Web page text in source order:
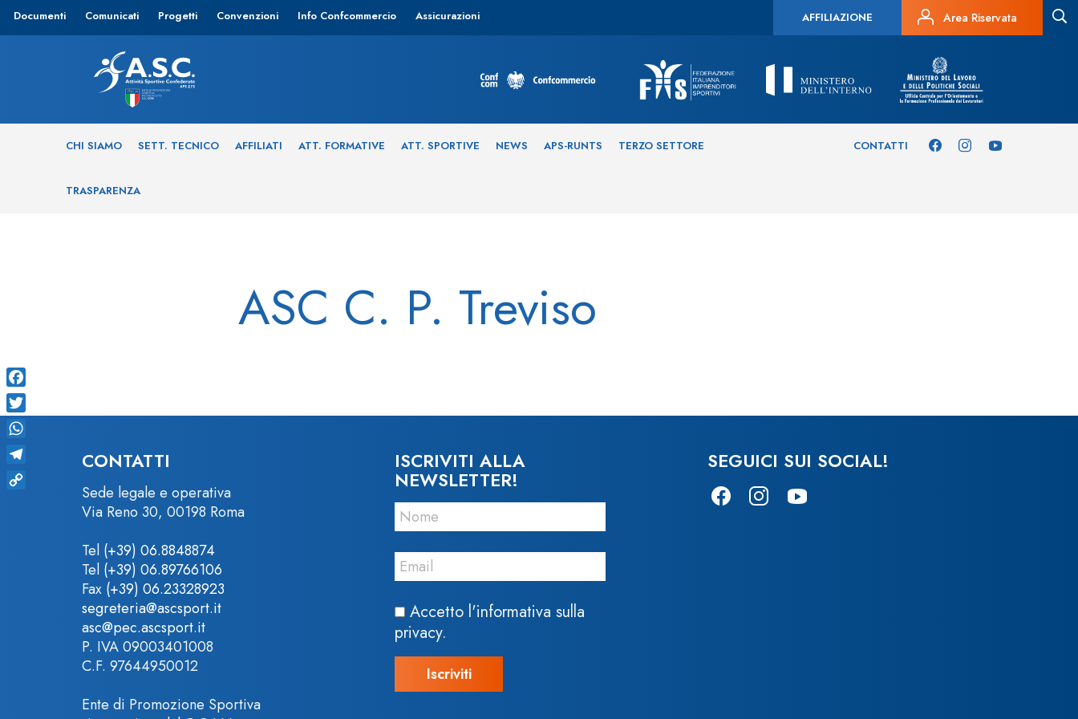
Documenti Comunicati Progetti Convenzioni Info Confcommercio Assicurazioni AFFILIAZIONE Area Riservata
CHI SIAMO SETT. TECNICO AFFILIATI ATT. FORMATIVE ATT. SPORTIVE NEWS APS-RUNTS TERZO SETTORE
TRASPARENZA
CONTATTI
ASC C. P. Treviso
CONTATTI
Sede legale e operativa
Via Reno 30, 00198 Roma
Tel (+39) 06.8848874
Tel (+39) 06.89766106
Fax (+39) 06.23328923
segreteria@ascsport.it
asc@pec.ascsport.it
P. IVA 09003401008
C.F. 97644950012
Ente di Promozione Sportiva
ISCRIVITI ALLA
NEWSLETTER!
Accetto l'informativa sulla
privacy.
SEGUICI SUI SOCIAL!
Facebook
Twitter
WhatsApp
Telegram